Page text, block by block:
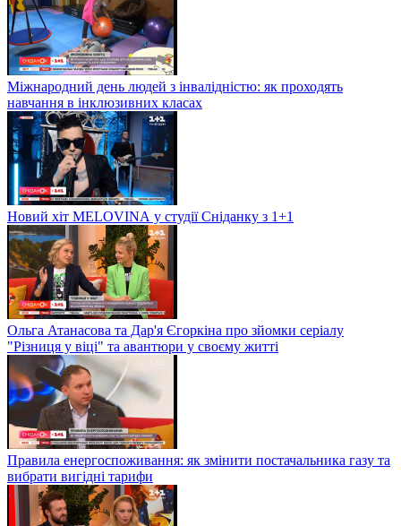
Міжнародний день людей з інвалідністю: як проходять
навчання в інклюзивних класах
Новий хіт MELOVINА у студії Сніданку з 1+1
Ольга Атанасова та Дар'я Єгоркіна про зйомки серіалу
"Різниця у віці" та авантюри у своєму житті
Правила енергоспоживання: як змінити постачальника газу та
вибрати вигідні тарифи